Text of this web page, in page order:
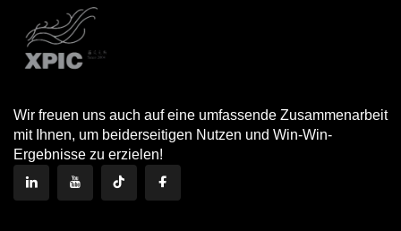
Wir freuen uns auch auf eine umfassende Zusammenarbeit
mit Ihnen, um beiderseitigen Nutzen und Win-Win-
Ergebnisse zu erzielen!